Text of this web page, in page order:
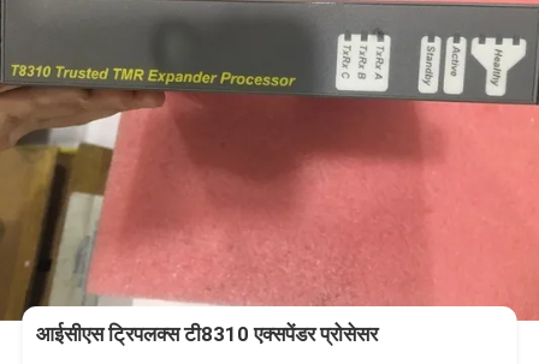
आईसीएस ट्रिपलक्स टी8310 एक्सपेंडर प्रोसेसर